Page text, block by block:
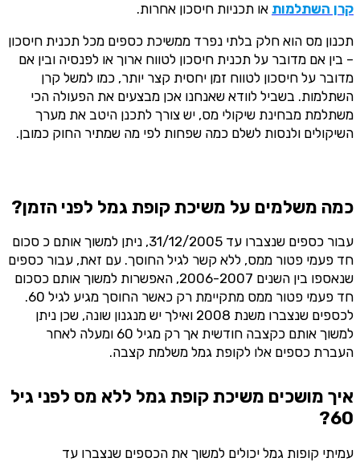
קרן השתלמות או תכניות חיסכון אחרות.
תכנון מס הוא חלק בלתי נפרד ממשיכת כספים מכל תכנית חיסכון
– בין אם מדובר על תכנית חיסכון לטווח ארוך או לפנסיה ובין אם
מדובר על חיסכון לטווח זמן יחסית קצר יותר, כמו למשל קרן
השתלמות. בשביל לוודא שאנחנו אכן מבצעים את הפעולה הכי
משתלמת מבחינת שיקולי מס, יש צורך לתכנן היטב את מערך
השיקולים ולנסות לשלם כמה שפחות לפי מה שמתיר החוק כמובן.
כמה משלמים על משיכת קופת גמל לפני הזמן?
עבור כספים שנצברו עד 31/12/2005, ניתן למשוך אותם כ סכום
חד פעמי פטור ממס, ללא קשר לגיל החוסך. עם זאת, עבור כספים
שנאספו בין השנים 2006-2007, האפשרות למשוך אותם כסכום
חד פעמי פטור ממס מתקיימת רק כאשר החוסך מגיע לגיל 60.
לכספים שנצברו משנת 2008 ואילך יש מנגנון שונה, שכן ניתן
למשוך אותם כקצבה חודשית אך רק מגיל 60 ומעלה לאחר
העברת כספים אלו לקופת גמל משלמת קצבה.
איך מושכים משיכת קופת גמל ללא מס לפני גיל
60?
עמיתי קופות גמל יכולים למשוך את הכספים שנצברו עד